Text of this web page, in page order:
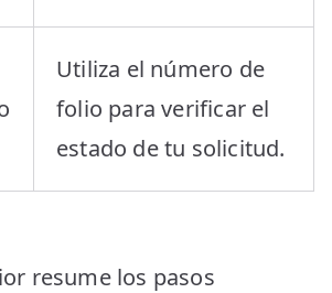
Utiliza el número de
folio para verificar el
estado de tu solicitud.
resume los pasos